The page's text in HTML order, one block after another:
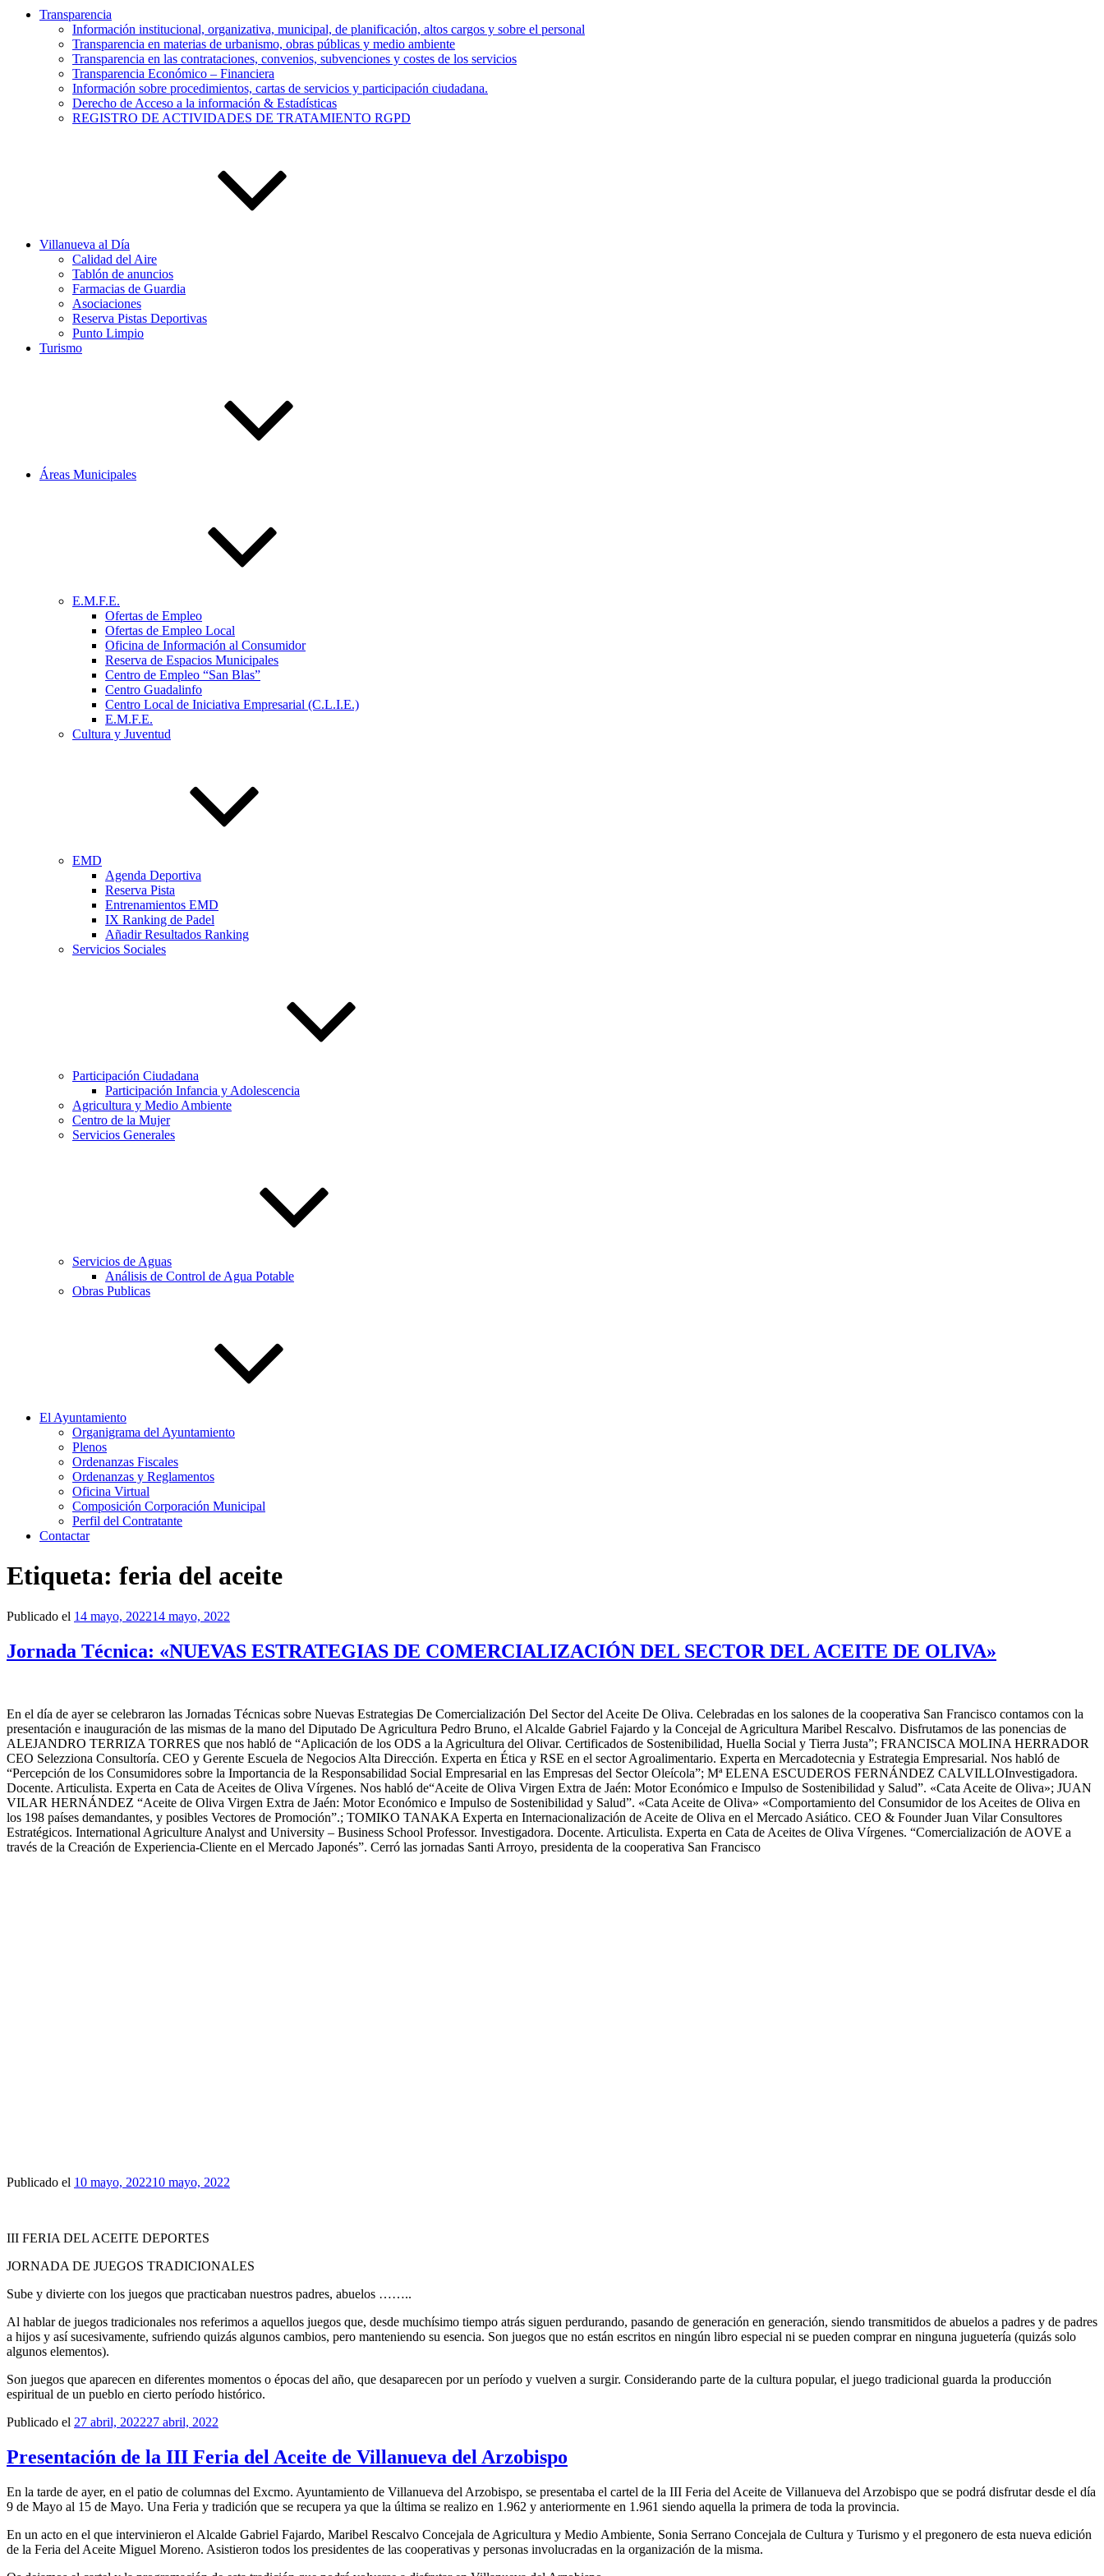
Transparencia
Información institucional, organizativa, municipal, de planificación, altos cargos y sobre el personal
Transparencia en materias de urbanismo, obras públicas y medio ambiente
Transparencia en las contrataciones, convenios, subvenciones y costes de los servicios
Transparencia Económico – Financiera
Información sobre procedimientos, cartas de servicios y participación ciudadana.
Derecho de Acceso a la información & Estadísticas
REGISTRO DE ACTIVIDADES DE TRATAMIENTO RGPD
Villanueva al Día
Calidad del Aire
Tablón de anuncios
Farmacias de Guardia
Asociaciones
Reserva Pistas Deportivas
Punto Limpio
Turismo
Áreas Municipales
E.M.F.E.
Ofertas de Empleo
Ofertas de Empleo Local
Oficina de Información al Consumidor
Reserva de Espacios Municipales
Centro de Empleo “San Blas”
Centro Guadalinfo
Centro Local de Iniciativa Empresarial (C.L.I.E.)
E.M.F.E.
Cultura y Juventud
EMD
Agenda Deportiva
Reserva Pista
Entrenamientos EMD
IX Ranking de Padel
Añadir Resultados Ranking
Servicios Sociales
Participación Ciudadana
Participación Infancia y Adolescencia
Agricultura y Medio Ambiente
Centro de la Mujer
Servicios Generales
Servicios de Aguas
Análisis de Control de Agua Potable
Obras Publicas
El Ayuntamiento
Organigrama del Ayuntamiento
Plenos
Ordenanzas Fiscales
Ordenanzas y Reglamentos
Oficina Virtual
Composición Corporación Municipal
Perfil del Contratante
Contactar
Etiqueta: feria del aceite
Publicado el 14 mayo, 202214 mayo, 2022
Jornada Técnica: «NUEVAS ESTRATEGIAS DE COMERCIALIZACIÓN DEL SECTOR DEL ACEITE DE OLIVA»
En el día de ayer se celebraron las Jornadas Técnicas sobre Nuevas Estrategias De Comercialización Del Sector del Aceite De Oliva. Celebradas en los salones de la cooperativa San Francisco contamos con la
presentación e inauguración de las mismas de la mano del Diputado De Agricultura Pedro Bruno, el Alcalde Gabriel Fajardo y la Concejal de Agricultura Maribel Rescalvo. Disfrutamos de las ponencias de
ALEJANDRO TERRIZA TORRES que nos habló de “Aplicación de los ODS a la Agricultura del Olivar. Certificados de Sostenibilidad, Huella Social y Tierra Justa”; FRANCISCA MOLINA HERRADOR
CEO Selezziona Consultoría. CEO y Gerente Escuela de Negocios Alta Dirección. Experta en Ética y RSE en el sector Agroalimentario. Experta en Mercadotecnia y Estrategia Empresarial. Nos habló de
“Percepción de los Consumidores sobre la Importancia de la Responsabilidad Social Empresarial en las Empresas del Sector Oleícola”; Mª ELENA ESCUDEROS FERNÁNDEZ CALVILLOInvestigadora.
Docente. Articulista. Experta en Cata de Aceites de Oliva Vírgenes. Nos habló de“Aceite de Oliva Virgen Extra de Jaén: Motor Económico e Impulso de Sostenibilidad y Salud”. «Cata Aceite de Oliva»; JUAN
VILAR HERNÁNDEZ “Aceite de Oliva Virgen Extra de Jaén: Motor Económico e Impulso de Sostenibilidad y Salud”. «Cata Aceite de Oliva» «Comportamiento del Consumidor de los Aceites de Oliva en
los 198 países demandantes, y posibles Vectores de Promoción”.; TOMIKO TANAKA Experta en Internacionalización de Aceite de Oliva en el Mercado Asiático. CEO & Founder Juan Vilar Consultores
Estratégicos. International Agriculture Analyst and University – Business School Professor. Investigadora. Docente. Articulista. Experta en Cata de Aceites de Oliva Vírgenes. “Comercialización de AOVE a
través de la Creación de Experiencia-Cliente en el Mercado Japonés”. Cerró las jornadas Santi Arroyo, presidenta de la cooperativa San Francisco
Publicado el 10 mayo, 202210 mayo, 2022
III FERIA DEL ACEITE DEPORTES
JORNADA DE JUEGOS TRADICIONALES
Sube y divierte con los juegos que practicaban nuestros padres, abuelos ……..
Al hablar de juegos tradicionales nos referimos a aquellos juegos que, desde muchísimo tiempo atrás siguen perdurando, pasando de generación en generación, siendo transmitidos de abuelos a padres y de padres
a hijos y así sucesivamente, sufriendo quizás algunos cambios, pero manteniendo su esencia. Son juegos que no están escritos en ningún libro especial ni se pueden comprar en ninguna juguetería (quizás solo
algunos elementos).
Son juegos que aparecen en diferentes momentos o épocas del año, que desaparecen por un período y vuelven a surgir. Considerando parte de la cultura popular, el juego tradicional guarda la producción
espiritual de un pueblo en cierto período histórico.
Publicado el 27 abril, 202227 abril, 2022
Presentación de la III Feria del Aceite de Villanueva del Arzobispo
En la tarde de ayer, en el patio de columnas del Excmo. Ayuntamiento de Villanueva del Arzobispo, se presentaba el cartel de la III Feria del Aceite de Villanueva del Arzobispo que se podrá disfrutar desde el día
9 de Mayo al 15 de Mayo. Una Feria y tradición que se recupera ya que la última se realizo en 1.962 y anteriormente en 1.961 siendo aquella la primera de toda la provincia.
En un acto en el que intervinieron el Alcalde Gabriel Fajardo, Maribel Rescalvo Concejala de Agricultura y Medio Ambiente, Sonia Serrano Concejala de Cultura y Turismo y el pregonero de esta nueva edición
de la Feria del Aceite Miguel Moreno. Asistieron todos los presidentes de las cooperativas y personas involucradas en la organización de la misma.